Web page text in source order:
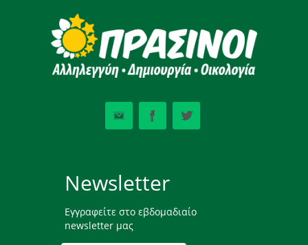
Newsletter
Εγγραφείτε στο εβδομαδιαίο
newsletter μας